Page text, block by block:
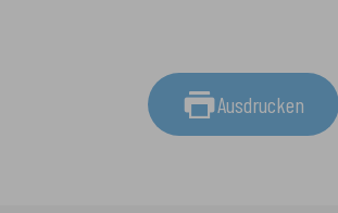
Ausdrucken